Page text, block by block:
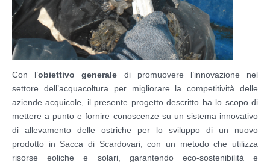
Con l’obiettivo generale di promuovere l’innovazione nel
settore dell’acquacoltura per migliorare la competitività delle
aziende acquicole, il presente progetto descritto ha lo scopo di
mettere a punto e fornire conoscenze su un sistema innovativo
di allevamento delle ostriche per lo sviluppo di un nuovo
prodotto in Sacca di Scardovari, con un metodo che utilizza
risorse eoliche e solari, garantendo eco-sostenibilità e